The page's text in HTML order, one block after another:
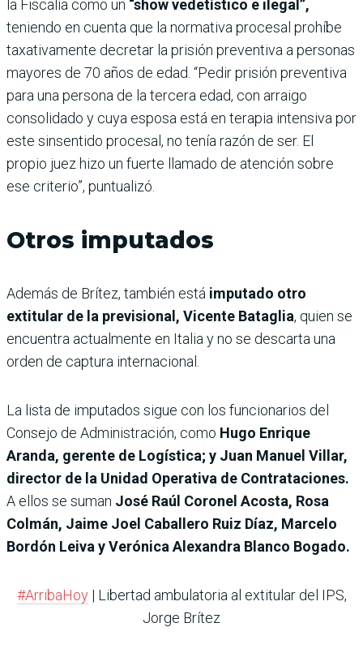
la Fiscalía como un “show vedetístico e ilegal”,
teniendo en cuenta que la normativa procesal prohíbe
taxativamente decretar la prisión preventiva a personas
mayores de 70 años de edad. “Pedir prisión preventiva
para una persona de la tercera edad, con arraigo
consolidado y cuya esposa está en terapia intensiva por
este sinsentido procesal, no tenía razón de ser. El
propio juez hizo un fuerte llamado de atención sobre
ese criterio”, puntualizó.
Otros imputados
Además de Brítez, también está imputado otro
extitular de la previsional, Vicente Bataglia, quien se
encuentra actualmente en Italia y no se descarta una
orden de captura internacional.
La lista de imputados sigue con los funcionarios del
Consejo de Administración, como Hugo Enrique
Aranda, gerente de Logística; y Juan Manuel Villar,
director de la Unidad Operativa de Contrataciones.
A ellos se suman José Raúl Coronel Acosta, Rosa
Colmán, Jaime Joel Caballero Ruiz Díaz, Marcelo
Bordón Leiva y Verónica Alexandra Blanco Bogado.
#ArribaHoy| Libertad ambulatoria al extitular del IPS,
Jorge Brítez